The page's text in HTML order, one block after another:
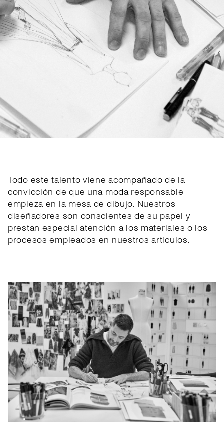
Todo este talento viene acompañado de la
convicción de que una moda responsable
empieza en la mesa de dibujo. Nuestros
diseñadores son conscientes de su papel y
prestan especial atención a los materiales o los
procesos empleados en nuestros artículos.